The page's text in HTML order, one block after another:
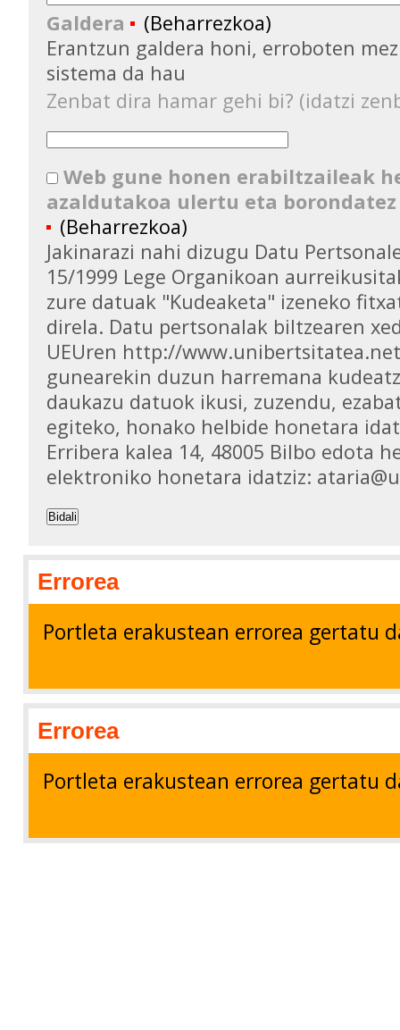
Galdera
(Beharrezkoa)
Erantzun galdera honi, erroboten
sistema da hau
Zenbat dira hamar gehi bi? (idatzi
Web gune honen erabiltzaileak
azaldutakoa ulertu eta
(Beharrezkoa)
Jakinarazi nahi dizugu Datu
15/1999 Lege Organikoan
zure datuak "Kudeaketa" izeneko
direla. Datu pertsonalak biltzearen
UEUren http://
gunearekin duzun harremana
daukazu datuok ikusi, zuzendu,
egiteko, honako helbide honetara
Erribera kalea 14, 48005 Bilbo edota
elektroniko honetara idatziz:
Bidali
Errorea
Portleta erakustean errorea gertatu
Errorea
Portleta erakustean errorea gertatu